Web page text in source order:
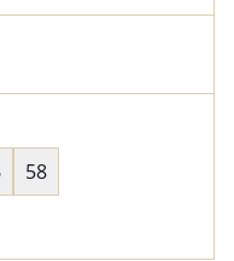
Tapered Fit. für
58